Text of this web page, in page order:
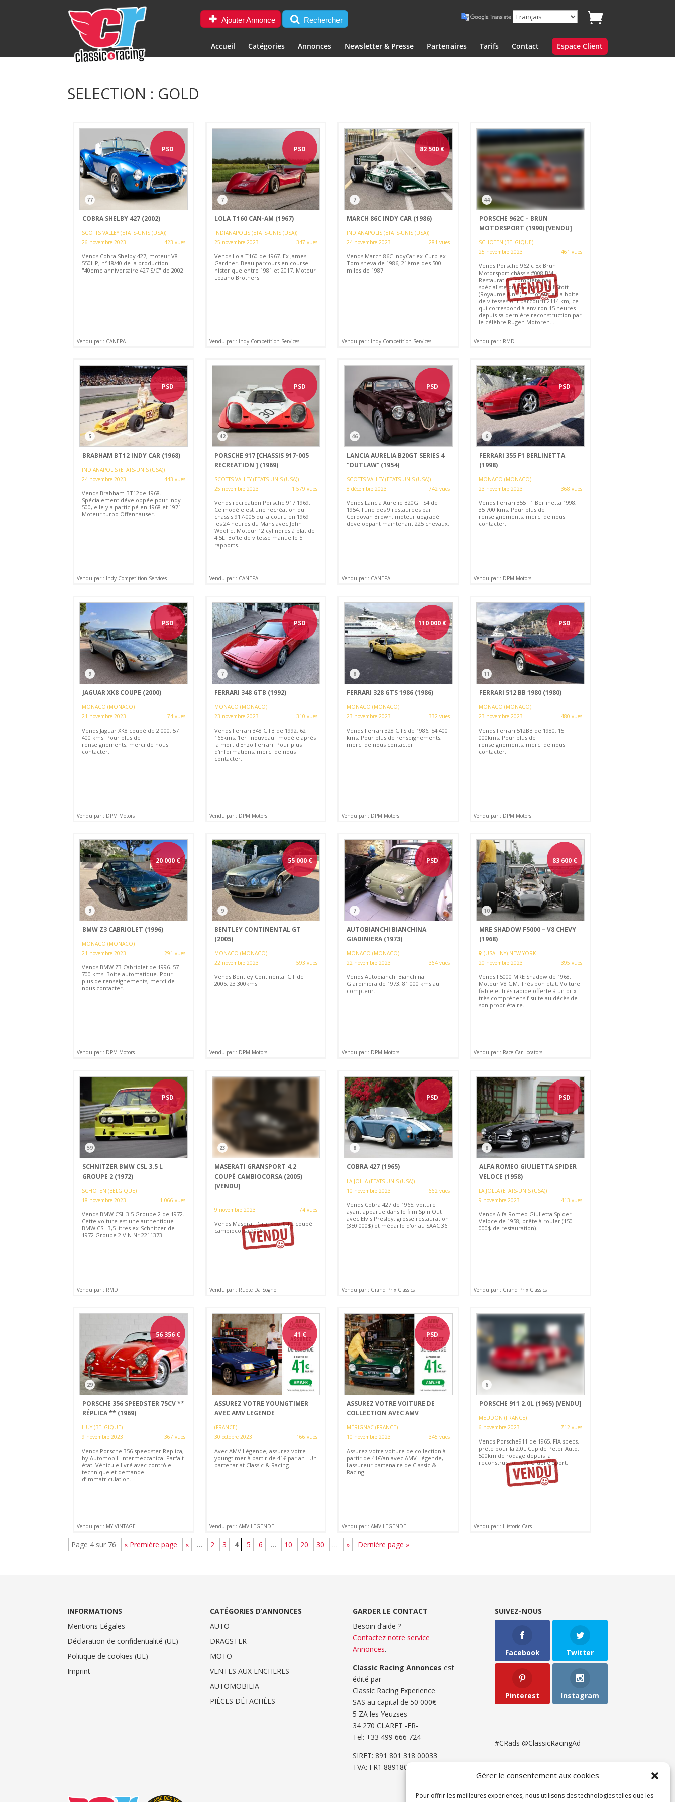
Gérer le consentement aux cookies
Pour offrir les meilleures expériences, nous utilisons des technologies telles que les
Ajouter Annonce Rechercher
Accueil Catégories Annonces Newsletter & Presse Partenaires Tarifs Contact Espace Client
SELECTION : GOLD
PSD
77
COBRA SHELBY 427 (2002)
SCOTTS VALLEY (ETATS-UNIS (USA))
26 novembre 2023
423 vues
Vends Cobra Shelby 427, moteur V8
550HP, n°18/40 de la production
"40eme anniversaire 427 S/C" de 2002.
Vendu par : CANEPA
PSD
7
LOLA T160 CAN-AM (1967)
INDIANAPOLIS (ETATS-UNIS (USA))
25 novembre 2023
347 vues
Vends Lola T160 de 1967. Ex James
Gardner. Beau parcours en course
historique entre 1981 et 2017. Moteur
Lozano Brothers.
Vendu par : Indy Competition Services
82 500€
7
MARCH 86C INDY CAR (1986)
INDIANAPOLIS (ETATS-UNIS (USA))
24 novembre 2023
281 vues
Vends March 86C IndyCar ex-Curb ex-
Tom sneva de 1986, 21ème des 500
miles de 1987.
Vendu par : Indy Competition Services
44
PORSCHE 962C – BRUN
MOTORSPORT (1990) [VENDU]
SCHOTEN (BELGIQUE)
25 novembre 2023
461 vues
Vends Porsche 962 c Ex Brun
Motorsport châssis #008 BM.
Restauration complète par le
spécialiste du Groupe C Phil Stott
(Royaume-Uni. )Le moteur et la boîte
de vitesses ont parcouru 2114 km, ce
qui correspond à environ 15 heures
depuis sa dernière reconstruction par
le célèbre Rugen Motoren...
Vendu par : RMD
PSD
5
BRABHAM BT12 INDY CAR (1968)
INDIANAPOLIS (ETATS-UNIS (USA))
24 novembre 2023
443 vues
Vends Brabham BT12de 1968.
Spécialement développée pour Indy
500, elle y a participé en 1968 et 1971.
Moteur turbo Offenhauser.
Vendu par : Indy Competition Services
PSD
42
PORSCHE 917 [CHASSIS 917-005
RECREATION ] (1969)
SCOTTS VALLEY (ETATS-UNIS (USA))
25 novembre 2023
1 579 vues
Vends recréation Porsche 917 1969..
Ce modèle est une recréation du
chassis 917-005 qui a couru en 1969
les 24 heures du Mans avec John
Woolfe. Moteur 12 cylindres à plat de
4.5L. Boîte de vitesse manuelle 5
rapports.
Vendu par : CANEPA
PSD
46
LANCIA AURELIA B20GT SERIES 4
“OUTLAW” (1954)
SCOTTS VALLEY (ETATS-UNIS (USA))
8 décembre 2023
742 vues
Vends Lancia Aurelie B20GT S4 de
1954, l'une des 9 restaurées par
Cordovan Brown, moteur upgradé
développant maintenant 225 chevaux.
Vendu par : CANEPA
PSD
6
FERRARI 355 F1 BERLINETTA
(1998)
MONACO (MONACO)
23 novembre 2023
368 vues
Vends Ferrari 355 F1 Berlinetta 1998,
35 700 kms. Pour plus de
renseignements, merci de nous
contacter.
Vendu par : DPM Motors
PSD
9
JAGUAR XK8 COUPE (2000)
MONACO (MONACO)
21 novembre 2023
74 vues
Vends Jaguar XK8 coupé de 2 000, 57
400 kms. Pour plus de
renseignements, merci de nous
contacter.
Vendu par : DPM Motors
PSD
7
FERRARI 348 GTB (1992)
MONACO (MONACO)
23 novembre 2023
310 vues
Vends Ferrari 348 GTB de 1992, 62
165kms. 1er "nouveau" modèle après
la mort d'Enzo Ferrari. Pour plus
d'informations, merci de nous
contacter.
Vendu par : DPM Motors
110 000€
8
FERRARI 328 GTS 1986 (1986)
MONACO (MONACO)
23 novembre 2023
332 vues
Vends Ferrari 328 GTS de 1986, 54 400
kms. Pour plus de renseignements,
merci de nous contacter.
Vendu par : DPM Motors
PSD
11
FERRARI 512 BB 1980 (1980)
MONACO (MONACO)
23 novembre 2023
480 vues
Vends Ferrari 512BB de 1980, 15
000kms. Pour plus de
renseignements, merci de nous
contacter.
Vendu par : DPM Motors
20 000€
9
BMW Z3 CABRIOLET (1996)
MONACO (MONACO)
21 novembre 2023
291 vues
Vends BMW Z3 Cabriolet de 1996. 57
700 kms. Boite automatique. Pour
plus de renseignements, merci de
nous contacter.
Vendu par : DPM Motors
55 000€
9
BENTLEY CONTINENTAL GT
(2005)
MONACO (MONACO)
22 novembre 2023
593 vues
Vends Bentley Continental GT de
2005, 23 300kms.
Vendu par : DPM Motors
PSD
7
AUTOBIANCHI BIANCHINA
GIADINIERA (1973)
MONACO (MONACO)
22 novembre 2023
364 vues
Vends Autobianchi Bianchina
Giardiniera de 1973, 81 000 kms au
compteur.
Vendu par : DPM Motors
83 600€
10
MRE SHADOW F5000 – V8 CHEVY
(1968)
(USA - NY) NEW YORK
20 novembre 2023
395 vues
Vends F5000 MRE Shadow de 1968.
Moteur V8 GM. Très bon état. Voiture
fiable et très rapide offerte à un prix
très compréhensif suite au décès de
son propriétaire.
Vendu par : Race Car Locators
PSD
59
SCHNITZER BMW CSL 3.5 L
GROUPE 2 (1972)
SCHOTEN (BELGIQUE)
18 novembre 2023
1 066 vues
Vends BMW CSL 3.5 Groupe 2 de 1972.
Cette voiture est une authentique
BMW CSL 3,5 litres ex-Schnitzer de
1972 Groupe 2 VIN Nr 2211373.
Vendu par : RMD
23
MASERATI GRANSPORT 4.2
COUPÉ CAMBIOCORSA (2005)
[VENDU]
9 novembre 2023 74 vues
Vends Maserati Gransport 4.2 coupé
cambiocorsa 2005.
Vendu par : Ruote Da Sogno
PSD
8
COBRA 427 (1965)
LA JOLLA (ETATS-UNIS (USA))
10 novembre 2023
662 vues
Vends Cobra 427 de 1965, voiture
ayant apparue dans le film Spin Out
avec Elvis Presley, grosse restauration
(350 000$) et médaille d'or au SAAC 36.
Vendu par : Grand Prix Classics
PSD
8
ALFA ROMEO GIULIETTA SPIDER
VELOCE (1958)
LA JOLLA (ETATS-UNIS (USA))
9 novembre 2023
413 vues
Vends Alfa Romeo Giulietta Spider
Veloce de 1958, prête à rouler (150
000$ de restauration).
Vendu par : Grand Prix Classics
56 356€
29
PORSCHE 356 SPEEDSTER 75CV **
RÉPLICA ** (1969)
HUY (BELGIQUE)
9 novembre 2023
367 vues
Vends Porsche 356 speedster Replica,
by Automobili Intermeccanica. Parfait
état. Véhicule livré avec contrôle
technique et demande
d’immatriculation.
Vendu par : MY VINTAGE
41 €
ASSUREZ VOTRE YOUNGTIMER
AVEC AMV LEGENDE
(FRANCE)
30 octobre 2023
166 vues
Avec AMV Légende, assurez votre
youngtimer à partir de 41€ par an ! Un
partenariat Classic & Racing.
Vendu par : AMV LEGENDE
PSD
ASSUREZ VOTRE VOITURE DE
COLLECTION AVEC AMV
MÉRIGNAC (FRANCE)
10 novembre 2023
345 vues
Assurez votre voiture de collection à
partir de 41€/an avec AMV Légende,
l'assureur partenaire de Classic &
Racing.
Vendu par : AMV LEGENDE
6
PORSCHE 911 2.0L (1965) [VENDU]
MEUDON (FRANCE)
6 novembre 2023
712 vues
Vends Porsche911 de 1965, FIA specs,
prête pour la 2.0L Cup de Peter Auto,
500km de rodage depuis la
reconstruction par Crubile Sport.
Vendu par : Historic Cars
Page 4 sur 76 « Première page « … 2 3 4 5 6 … 10 20 30 … » Dernière page »
INFORMATIONS
Mentions Légales
Déclaration de confidentialité (UE)
Politique de cookies (UE)
Imprint
CATÉGORIES D’ANNONCES
AUTO
DRAGSTER
MOTO
VENTES AUX ENCHERES
AUTOMOBILIA
PIÈCES DÉTACHÉES
GARDER LE CONTACT
Besoin d’aide ?
Contactez notre service
Annonces.
Classic Racing Annonces est
édité par
Classic Racing Experience
SAS au capital de 50 000€
5 ZA les Yeuzses
34 270 CLARET -FR-
Tel: ‭+33 499 666 724‬
SIRET: 891 801 318 00033
TVA: FR1 8891801318
SUIVEZ-NOUS
Facebook Twitter
Pinterest Instagram
#CRads @ClassicRacingAd